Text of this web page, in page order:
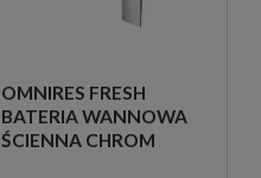
OMNIRES FRESH
BATERIA WANNOWA
ŚCIENNA CHROM